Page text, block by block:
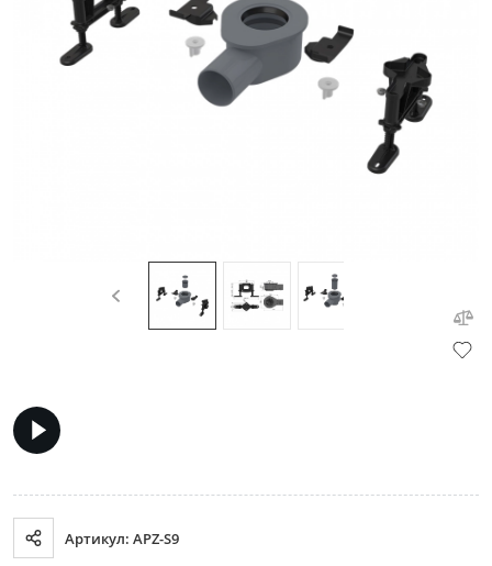
Артикул: APZ-S9